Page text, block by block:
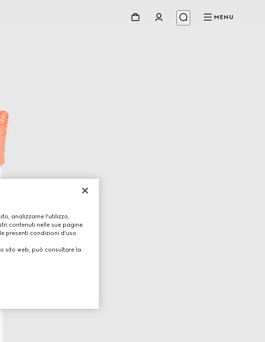
MENU
analizzarne l'utilizzo,
contenuti nelle sue pagine
presenti condizioni d'uso.
sito web, può consultare la